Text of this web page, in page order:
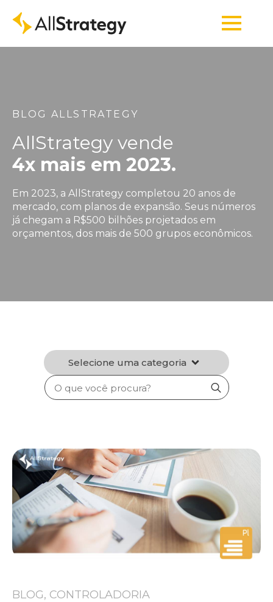
BLOG ALLSTRATEGY
AllStrategy vende
4x mais em 2023.
Em 2023, a AllStrategy completou 20 anos de
mercado, com planos de expansão. Seus números
já chegam a R$500 bilhões projetados em
orçamentos, dos mais de 500 grupos econômicos.
Selecione uma categoria
Search
for:
BLOG, CONTROLADORIA